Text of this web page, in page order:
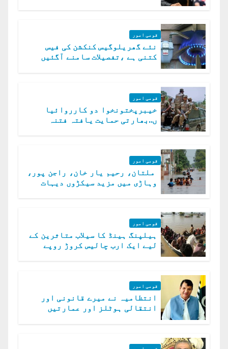
قومی امور
نئے گھریلوگیس کنکشن کی فیس
کتنی ہے ،تفصیلات سامنے آگئیں
قومی امور
خیبرپختونخوا دو کارروائیا
ں..بھارتی حمایت یافتہ فتنہ
قومی امور
ملتان، رحیم یار خان، راجن پور،
وہاڑی میں مزید سیکڑوں دیہات
قومی امور
ہیلپنگ ہینڈ کا سیلاب متاثرین کے
لیے ایک ارب چالیس کروڑ روپے
قومی امور
انتظامیہ نے میرے قانونی اور
انتقالی ہوٹلز اور عمارتیں